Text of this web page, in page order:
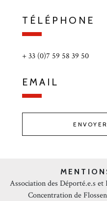
TÉLÉPHONE
+ 33 (0)7 59 58 39 50
EMAIL
Association des Déporté.e.s
Concentration de